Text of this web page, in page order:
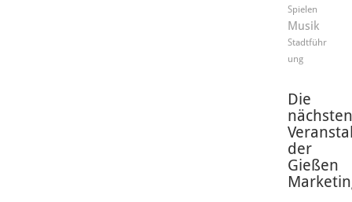
Spielen
Musik
Stadtführ
ung
Die
nächsten
der
Gießen